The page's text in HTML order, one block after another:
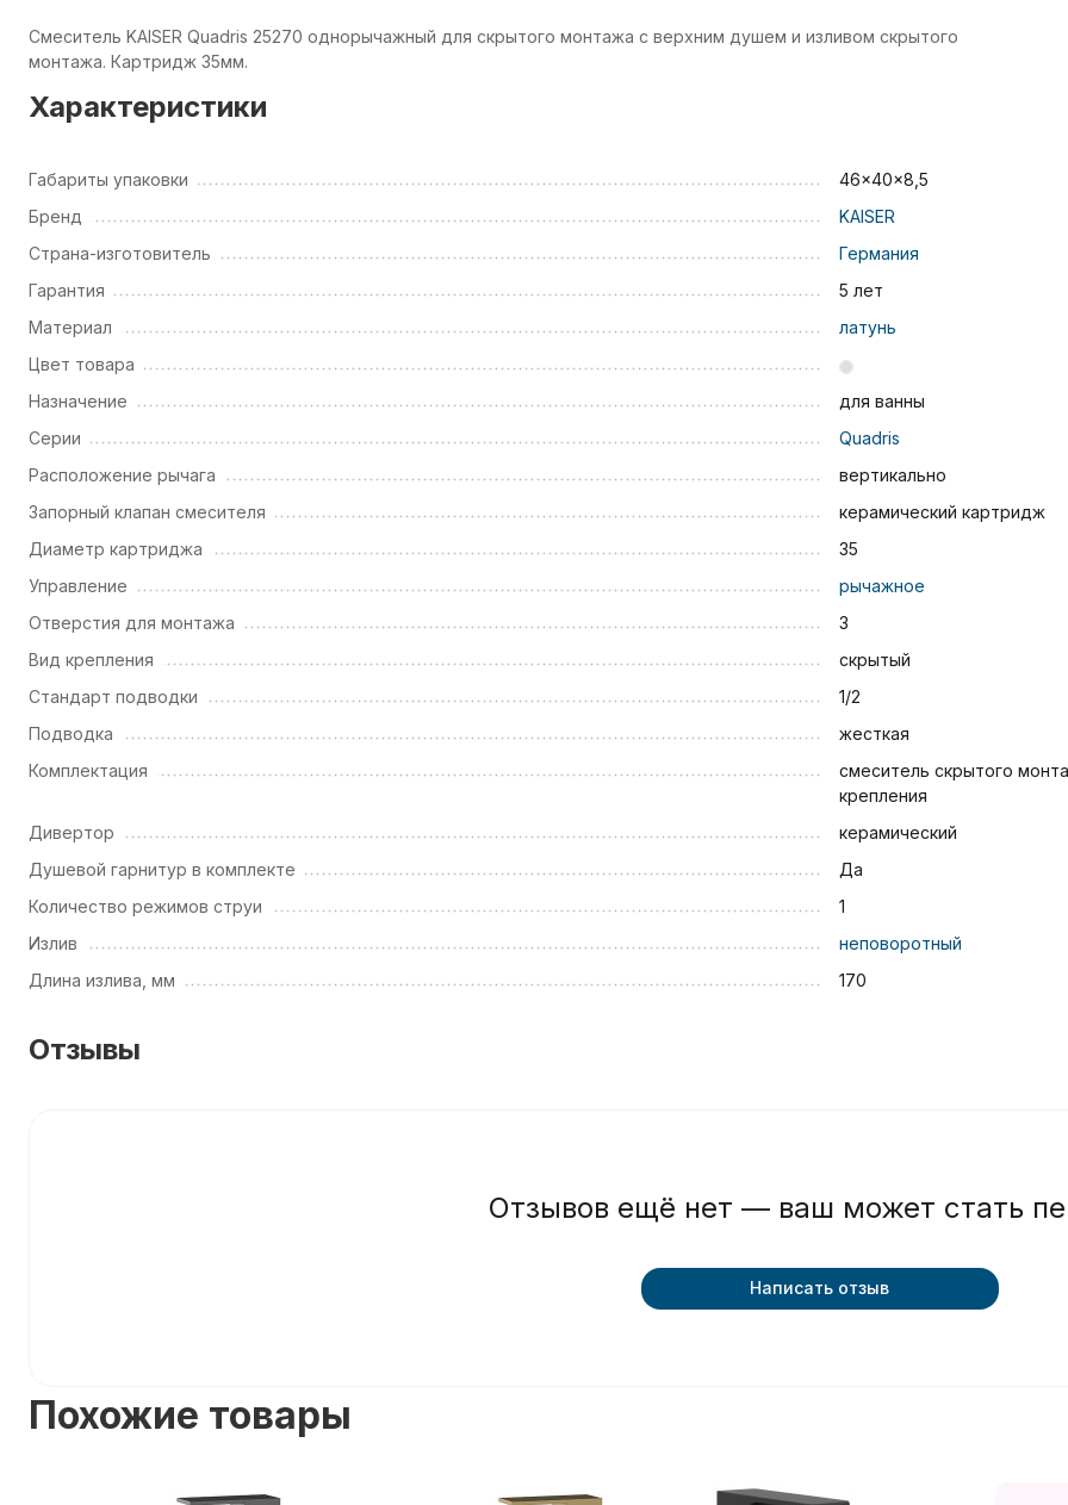
Смеситель KAISER Quadris 25270 однорычажный для скрытого монтажа с верхним душем и изливом скрытого
монтажа. Картридж 35мм.
Характеристики
Габариты упаковки
46x40x8,5
Бренд
KAISER
Страна-изготовитель
Германия
Гарантия
5 лет
Материал
латунь
Цвет товара
Назначение
для ванны
Серии
Quadris
Расположение рычага
вертикально
Запорный клапан смесителя
керамический картридж
Диаметр картриджа
35
Управление
рычажное
Отверстия для монтажа
3
Вид крепления
скрытый
Стандарт подводки
1/2
Подводка
жесткая
Комплектация
смеситель скрытого
крепления
Дивертор
керамический
Душевой гарнитур в комплекте
Да
Количество режимов струи
1
Излив
неповоротный
Длина излива, мм
170
Отзывы
Отзывов ещё нет — ваш может стать
Написать отзыв
Похожие товары